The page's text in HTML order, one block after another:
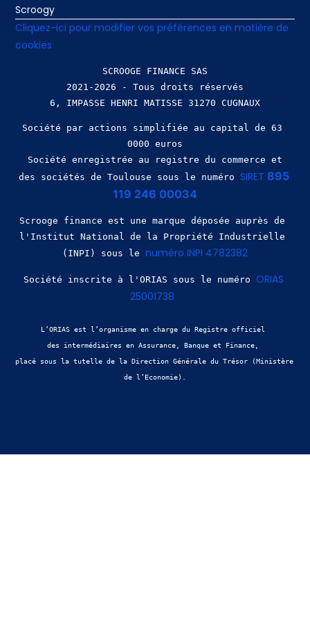
Scroogy
Cliquez-ici pour modifier vos préférences en matière de
cookies
SCROOGE FINANCE SAS
2021-2026 - Tous droits réservés
Société par actions simplifiée au capital de 63
0000 euros
des sociétés de Toulouse sous le numéro SIRET 895
119 246 00034
Scrooge finance est une marque déposée auprès de
l'Institut National de la Propriété Industrielle
(INPI) sous le numéro INPI 4782382
Société inscrite à l'ORIAS sous le numéro ORIAS
25001738
L’ORIAS est l’organisme en charge du Registre officiel
des intermédiaires en Assurance, Banque et Finance,
placé sous la tutelle de la Direction Générale du Trésor (Ministère
de l’Economie).